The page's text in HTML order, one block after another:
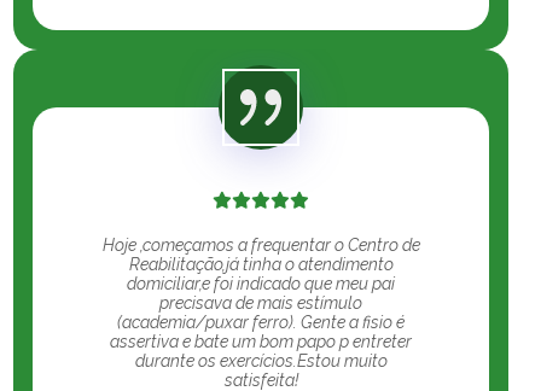
Hoje ,começamos a frequentar o Centro de
Reabilitação,já tinha o atendimento
domiciliar,e foi indicado que meu pai
precisava de mais estímulo
(academia/puxar ferro). Gente a fisio é
assertiva e bate um bom papo p entreter
durante os exercícios.Estou muito
satisfeita!